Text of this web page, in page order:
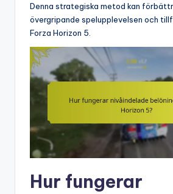
Denna strategiska metod kan
övergripande spelupplevelsen och
Forza Horizon 5.
Hur fungerar